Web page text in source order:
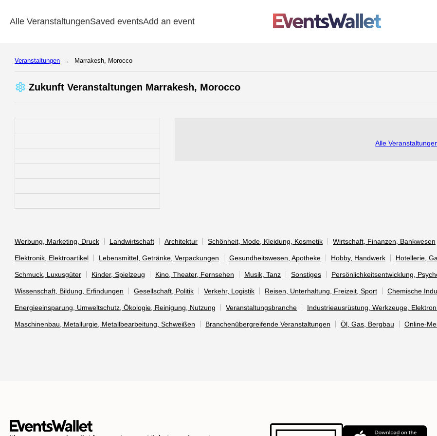
Alle VeranstaltungenSaved eventsAdd an event
Veranstaltungen Marrakesh, Morocco
Zukunft Veranstaltungen Marrakesh, Morocco
Alle
Werbung, Marketing, Druck Landwirtschaft Architektur Schönheit, Mode, Kleidung, Kosmetik Wirtschaft, Finanzen, Bankwesen
Elektronik, Elektroartikel Lebensmittel, Getränke, Verpackungen Gesundheitswesen, Apotheke Hobby, Handwerk Hotellerie,
Schmuck, Luxusgüter Kinder, Spielzeug Kino, Theater, Fernsehen Musik, Tanz Sonstiges Persönlichkeitsentwicklung,
Wissenschaft, Bildung, Erfindungen Gesellschaft, Politik Verkehr, Logistik Reisen, Unterhaltung, Freizeit, Sport Chemische
Energieeinsparung, Umweltschutz, Ökologie, Reinigung, Nutzung Veranstaltungsbranche Industrieausrüstung, Werkzeuge,
Maschinenbau, Metallurgie, Metallbearbeitung, Schweißen Branchenübergreifende Veranstaltungen Öl, Gas, Bergbau Online-